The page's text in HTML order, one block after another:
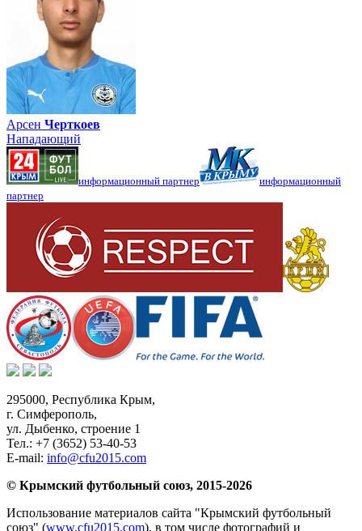
Арсен Черткоев
Нападающий
информационный партнер
информационный
партнер
295000, Республика Крым,
г. Симферополь,
ул. Дыбенко, строение 1
Тел.: +7 (3652) 53-40-53
E-mail: info@cfu2015.com
© Крымский футбольный союз, 2015-2026
Использование материалов сайта "Крымский футбольный
союз" (www.cfu2015.com), в том числе фотографий и